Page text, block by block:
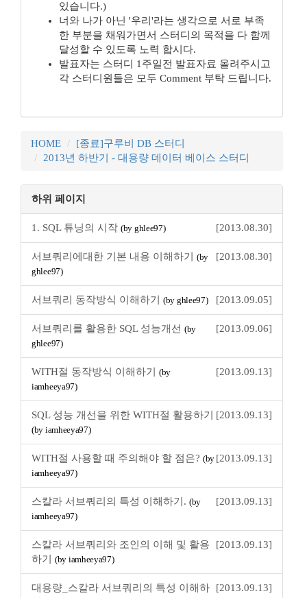
있습니다.)
너와 나가 아닌 '우리'라는 생각으로 서로 부족
한 부분을 채워가면서 스터디의 목적을 다 함께
달성할 수 있도록 노력 합시다.
발표자는 스터디 1주일전 발표자료 올려주시고
각 스터디원들은 모두 Comment 부탁 드립니다.
HOME
[종료]구루비 DB 스터디
2013년 하반기 - 대용량 데이터 베이스 스터디
하위 페이지
[2013.08.30]
1. SQL 튜닝의 시작 (by ghlee97)
[2013.08.30]
서브쿼리에대한 기본 내용 이해하기 (by
ghlee97)
[2013.09.05]
서브쿼리 동작방식 이해하기 (by ghlee97)
[2013.09.06]
서브쿼리를 활용한 SQL 성능개선 (by
ghlee97)
[2013.09.13]
WITH절 동작방식 이해하기 (by
iamheeya97)
[2013.09.13]
SQL 성능 개선을 위한 WITH절 활용하기
(by iamheeya97)
[2013.09.13]
WITH절 사용할 때 주의해야 할 점은? (by
iamheeya97)
[2013.09.13]
스칼라 서브쿼리의 특성 이해하기. (by
iamheeya97)
[2013.09.13]
스칼라 서브쿼리와 조인의 이해 및 활용
하기 (by iamheeya97)
[2013.09.13]
대용량_스칼라 서브쿼리의 특성 이해하